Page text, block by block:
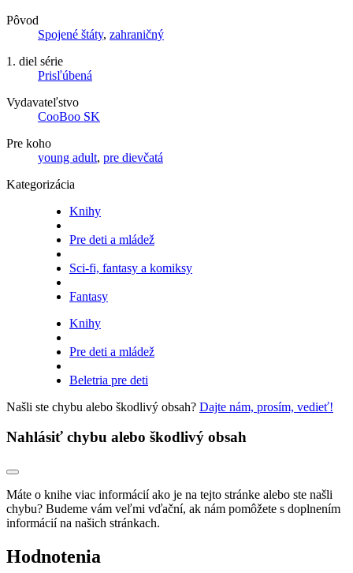
Pôvod
Spojené štáty, zahraničný
1. diel série
Prisľúbená
Vydavateľstvo
CooBoo SK
Pre koho
young adult, pre dievčatá
Kategorizácia
Knihy
Pre deti a mládež
Sci-fi, fantasy a komiksy
Fantasy
Knihy
Pre deti a mládež
Beletria pre deti
Našli ste chybu alebo škodlivý obsah? Dajte nám, prosím, vedieť!
Nahlásiť chybu alebo škodlivý obsah
Máte o knihe viac informácií ako je na tejto stránke alebo ste našli
chybu? Budeme vám veľmi vďační, ak nám pomôžete s doplnením
informácií na našich stránkach.
Hodnotenia